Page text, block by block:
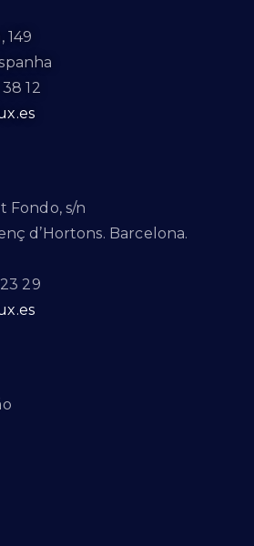
149
12
Fondo, s/n
d’Hortons. Barcelona.
29